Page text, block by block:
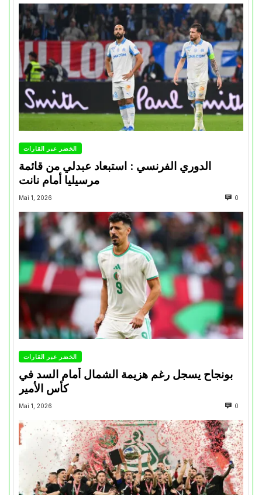
الخضر عبر القارات
الدوري الفرنسي : استبعاد عبدلي من قائمة
مرسيليا أمام نانت
Mai 1, 2026 0
الخضر عبر القارات
بونجاح يسجل رغم هزيمة الشمال أمام السد في
كأس الأمير
Mai 1, 2026 0